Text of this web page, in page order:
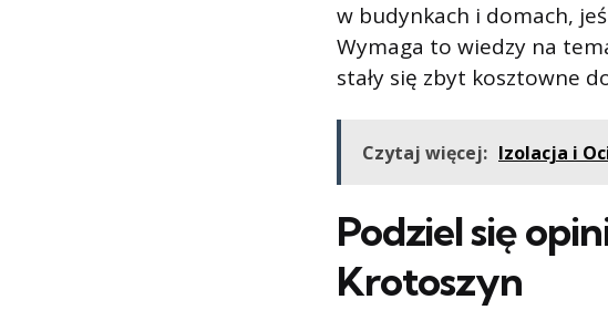
w budynkach i domach,
Wymaga to wiedzy na
stały się zbyt kosztowne
Czytaj więcej: Izolacja i
Podziel się
Krotoszyn